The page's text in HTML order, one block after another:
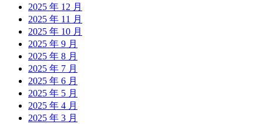
2025 年 12 月
2025 年 11 月
2025 年 10 月
2025 年 9 月
2025 年 8 月
2025 年 7 月
2025 年 6 月
2025 年 5 月
2025 年 4 月
2025 年 3 月